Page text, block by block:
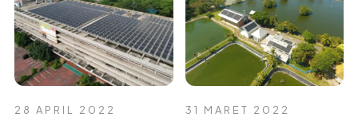
28 APRIL 2022
31 MARET 2022